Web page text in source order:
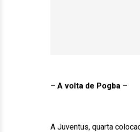
– A volta de Pogba –
A Juventus, quarta